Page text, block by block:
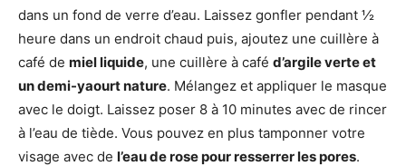
dans un fond de verre d’eau. Laissez gonfler pendant ½
heure dans un endroit chaud puis, ajoutez une cuillère à
café de miel liquide, une cuillère à café d’argile verte et
un demi-yaourt nature. Mélangez et appliquer le masque
avec le doigt. Laissez poser 8 à 10 minutes avec de rincer
à l’eau de tiède. Vous pouvez en plus tamponner votre
visage avec de l’eau de rose pour resserrer les pores.